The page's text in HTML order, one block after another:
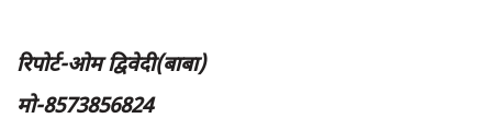
रिपोर्ट-ओम द्विवेदी(बाबा)
मो-8573856824